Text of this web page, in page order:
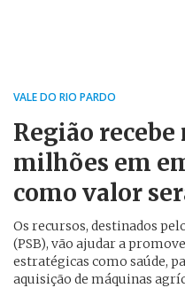
VALE DO RIO PARDO
Região recebe
milhões em
como valor
Os recursos, destinados
(PSB), vão ajudar a
estratégicas como saúde,
aquisição de máquinas